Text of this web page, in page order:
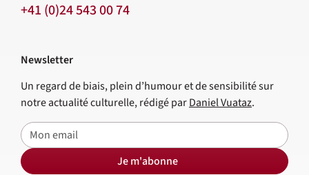
+41 (0)24 543 00 74
Newsletter
Un regard de biais, plein d’humour et de sensibilité sur
notre actualité culturelle, rédigé parDaniel Vuataz.
E-mail
Je m'abonne